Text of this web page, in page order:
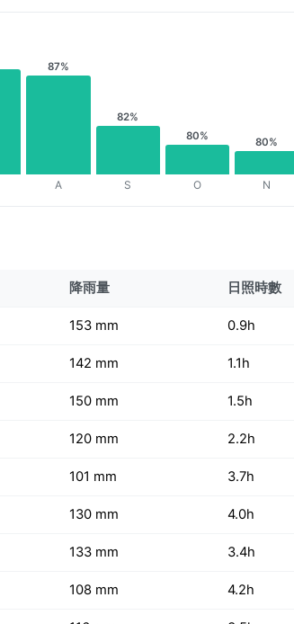
87%
A
82%
S
80%
O
80%
N
降雨量 日照時數
153 mm 0.9h
142 mm 1.1h
150 mm 1.5h
120 mm 2.2h
101 mm 3.7h
130 mm 4.0h
133 mm 3.4h
108 mm 4.2h